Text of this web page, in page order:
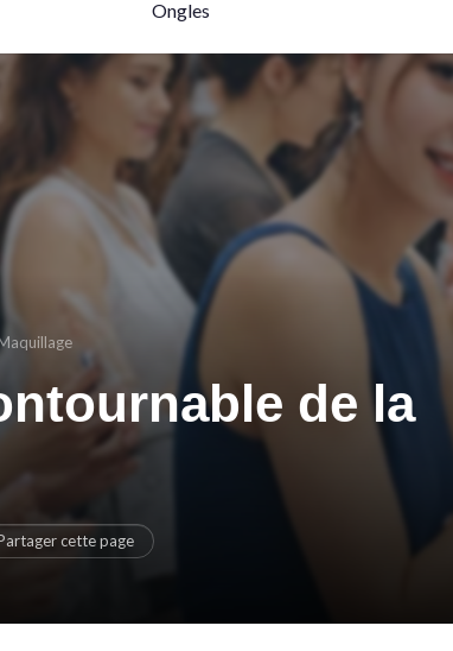
Ongles
de la
cette page